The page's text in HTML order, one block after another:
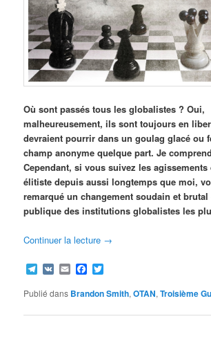
Où sont passés tous les globalistes ? Oui,
malheureusement, ils sont toujours en
devraient pourrir dans un goulag glacé ou
champ anonyme quelque part. Je
Cependant, si vous suivez les agissements
élitiste depuis aussi longtemps que moi,
remarqué un changement soudain et brutal
publique des institutions globalistes les
Continuer la lecture →
Telegram
VK EmailFacebook
Publié dans Brandon Smith,OTAN,Troisième